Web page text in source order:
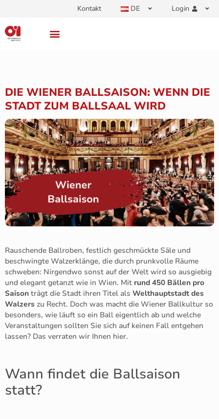
Kontakt DE Login
DIE WIENER BALLSAISON: WENN DIE
STADT ZUM BALLSAAL WIRD
Rauschende Ballroben, festlich geschmückte Säle und
beschwingte Walzerklänge, die durch prunkvolle Räume
schweben: Nirgendwo sonst auf der Welt wird so ausgiebig
und elegant getanzt wie in Wien. Mit rund 450 Bällen pro
Saison trägt die Stadt ihren Titel als Welthauptstadt des
Walzers zu Recht. Doch was macht die Wiener Ballkultur so
besonders, wie läuft so ein Ball eigentlich ab und welche
Veranstaltungen sollten Sie sich auf keinen Fall entgehen
lassen? Das verraten wir Ihnen hier.
Wann findet die Ballsaison
statt?